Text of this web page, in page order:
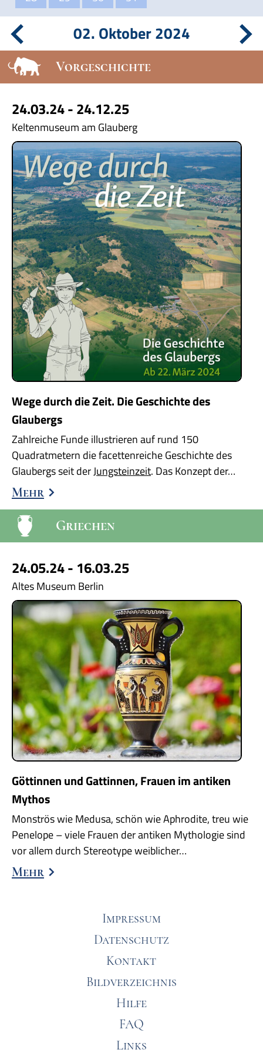
02. Oktober 2024
Vorgeschichte
24.03.24 - 24.12.25
Keltenmuseum am Glauberg
Wege durch die Zeit. Die Geschichte des
Glaubergs
Zahlreiche Funde illustrieren auf rund 150
Quadratmetern die facettenreiche Geschichte des
Glaubergs seit derJungsteinzeit. Das Konzept der…
Mehr
Griechen
24.05.24 - 16.03.25
Altes Museum Berlin
Göttinnen und Gattinnen, Frauen im antiken
Mythos
Monströs wie Medusa, schön wie Aphrodite, treu wie
Penelope – viele Frauen der antiken Mythologie sind
vor allem durch Stereotype weiblicher…
Mehr
Impressum
Datenschutz
Kontakt
Bildverzeichnis
Hilfe
FAQ
Links